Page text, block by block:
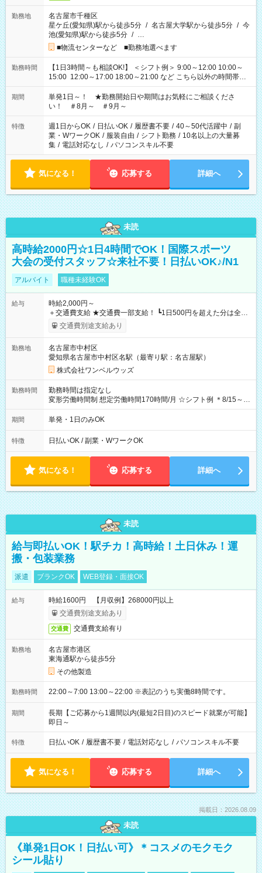
勤務地
名古屋市千種区
星ケ丘(愛知県)駅から徒歩5分 / 名古屋大学駅から徒歩5分 / 今
池(愛知県)駅から徒歩5分 / …
■物流センターなど ■勤務地選べます
勤務時間
【1日3時間～も相談OK!】 ＜シフト例＞ 9:00～12:00 10:00～
15:00 12:00～17:00 18:00～21:00 など こちら以外の時間帯も
お気軽にご相談ください！
期間
単発1日～！ ★勤務開始日や期間はお気軽にご相談くださ
い！ ＃8月～ ＃9月～
特徴 週1日からOK / 日払いOK / 履歴書不要 / 40～50代活躍中 / 副
業・WワークOK / 服装自由 / シフト勤務 / 10名以上の大量募
集 / 電話対応なし / パソコンスキル不要
気になる！ 応募する 詳細へ
未読
高時給2000円☆1日4時間でOK！国際スポーツ
大会の受付スタッフ☆来社不要！日払いOK♪/N1
アルバイト 職種未経験OK
給与
時給2,000円～
＋交通費支給 ★交通費一部支給！ ┗1日500円を超えた分は全額
支給！ ※往復500円以内の方は自己負担となります ★日払い
OK！（規定あり） ┗働いたその日に現金GET♪ お仕事後はコン
期間なし
交通費別途支給あり
勤務地
名古屋市中村区
愛知県名古屋市中村区名駅（最寄り駅：名古屋駅）
株式会社ワンベルウッズ
勤務時間
勤務時間は指定なし
変形労働時間制 想定労働時間170時間/月 ☆シフト例 ＊8/15～
10/26 全日共通 08：00～12：00 17：00～21：00 ＊8/31
～9/19のみ下記シフトもあります！ 12：00～16：00 ＊9/6～
00
期間 単発・1日のみOK
特徴 日払いOK / 副業・WワークOK
気になる！ 応募する 詳細へ
未読
給与即払いOK！駅チカ！高時給！土日休み！運
搬・包装業務
派遣 ブランクOK WEB登録・面接OK
給与
時給1600円 【月収例】268000円以上
交通費別途支給あり
交通費 交通費支給有り
勤務地
名古屋市港区
東海通駅から徒歩5分
その他製造
勤務時間 22:00～7:00 13:00～22:00 ※表記のうち実働8時間です。
期間
長期【ご応募から1週間以内(最短2日目)のスピード就業が可能】
即日～
特徴 日払いOK / 履歴書不要 / 電話対応なし / パソコンスキル不要
気になる！ 応募する 詳細へ
掲載日：2026.08.09
未読
《単発1日OK！日払い可》＊コスメのモクモク
シール貼り